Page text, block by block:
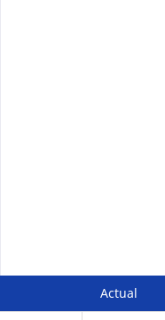
Actual